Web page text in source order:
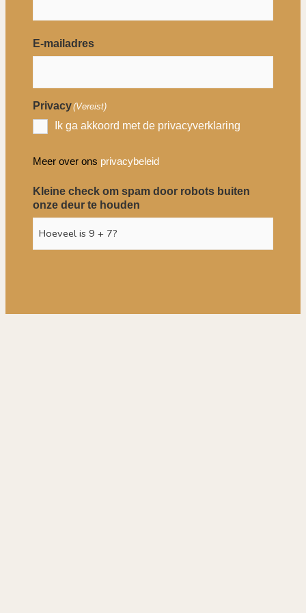
E-mailadres
Privacy(Vereist)
Ik ga akkoord met de privacyverklaring
Meer over ons privacybeleid
Kleine check om spam door robots buiten
onze deur te houden